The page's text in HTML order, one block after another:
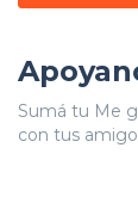
Sumá tu Me
con tus